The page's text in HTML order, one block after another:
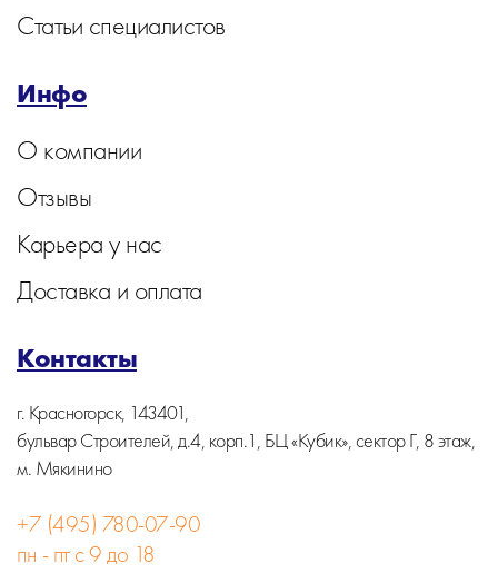
Статьи специалистов
Инфо
О компании
Отзывы
Карьера у нас
Доставка и оплата
Контакты
г. Красногорск, 143401,
бульвар Строителей, д.4, корп.1, БЦ «Кубик», сектор Г, 8 этаж,
м. Мякинино
+7 (495) 780-07-90
пн - пт с 9 до 18